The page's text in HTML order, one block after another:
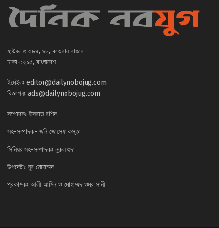
হাউজ নং ৫৯৪, ৯৮, কাওরান বাজার
ঢাকা-১২১৫, বাংলাদেশ
ইমেইলঃ editor@dailynobojug.com
বিজ্ঞাপনঃ ads@dailynobojug.com
সম্পাদকঃ ইসরাত রশিদ
সহ-সম্পাদক- জনি জোসেফ কস্তা
সিনিয়র সহ-সম্পাদকঃ নুরুল হুদা
উপদেষ্টাঃ নূর মোহাম্মদ
প্রকাশকঃ আলী আমিন ও মোহাম্মদ ওমর সানী